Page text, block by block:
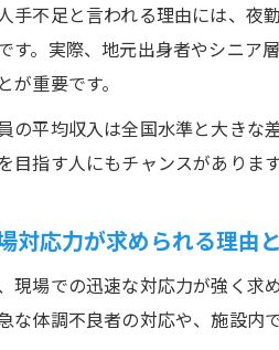
手不足と言われる理由には、夜
す。実際、地元出身者やシニア
が重要です。
の平均収入は全国水準と大きな
目指す人にもチャンスがあります
対応力が求められる理由
現場での迅速な対応力が強く求
な体調不良者の対応や、施設内